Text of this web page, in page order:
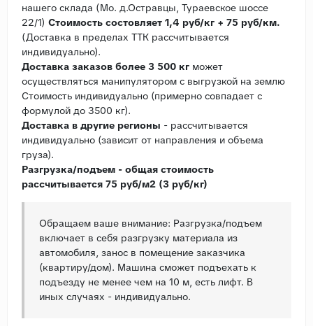
нашего склада (Мо. д.Остравцы, Тураевское шоссе
22/1) Стоимость состовляет 1,4 руб/кг + 75 руб/км.
(Доставка в пределах ТТК рассчитывается
индивидуально).
Доставка заказов более 3 500 кг может
осуществляться манипулятором с выгрузкой на землю
Стоимость индивидуально (примерно совпадает с
формулой до 3500 кг).
Доставка в другие регионы - рассчитывается
индивидуально (зависит от направления и объема
груза).
Разгрузка/подъем - общая стоимость
рассчитывается 75 руб/м2 (3 руб/кг)
Обращаем ваше внимание: Разгрузка/подъем
включает в себя разгрузку материала из
автомобиля, занос в помещение заказчика
(квартиру/дом). Машина сможет подъехать к
подъезду не менее чем на 10 м, есть лифт. В
иных случаях - индивидуально.